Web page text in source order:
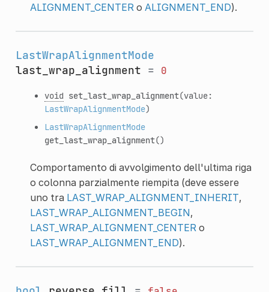
ALIGNMENT_CENTER o ALIGNMENT_END).
LastWrapAlignmentMode
last_wrap_alignment = 0
void set_last_wrap_alignment(value:
LastWrapAlignmentMode)
LastWrapAlignmentMode
get_last_wrap_alignment()
Comportamento di avvolgimento dell'ultima riga
o colonna parzialmente riempita (deve essere
uno tra LAST_WRAP_ALIGNMENT_INHERIT,
LAST_WRAP_ALIGNMENT_BEGIN,
LAST_WRAP_ALIGNMENT_CENTER o
LAST_WRAP_ALIGNMENT_END).